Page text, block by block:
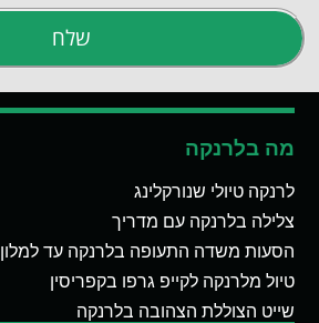
שלח
מה בלרנקה
לרנקה טיולי שנורקלינג
צלילה בלרנקה עם מדריך
הסעות משדה התעופה בלרנקה עד למלון
טיול מלרנקה לקייפ גרפו בקפריסין
שייט הצוללת הצהובה בלרנקה